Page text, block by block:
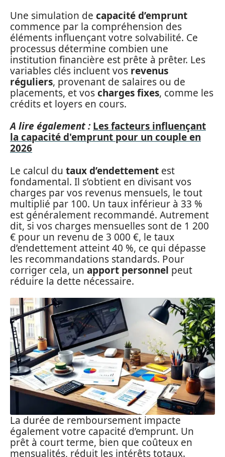
Une simulation de capacité d’emprunt
commence par la compréhension des
éléments influençant votre solvabilité. Ce
processus détermine combien une
institution financière est prête à prêter. Les
variables clés incluent vos revenus
réguliers, provenant de salaires ou de
placements, et voscharges fixes, comme les
crédits et loyers en cours.
A lire également : Les facteurs influençant
la capacité d'emprunt pour un couple en
2026
Le calcul du taux d’endettement est
fondamental. Il s’obtient en divisant vos
charges par vos revenus mensuels, le tout
multiplié par 100. Un taux inférieur à 33 %
est généralement recommandé. Autrement
dit, si vos charges mensuelles sont de 1 200
€ pour un revenu de 3 000 €, le taux
d’endettement atteint 40 %, ce qui dépasse
les recommandations standards. Pour
corriger cela, un apport personnel peut
réduire la dette nécessaire.
La durée de remboursement impacte
également votre capacité d’emprunt. Un
prêt à court terme, bien que coûteux en
mensualités, réduit les intérêts totaux.